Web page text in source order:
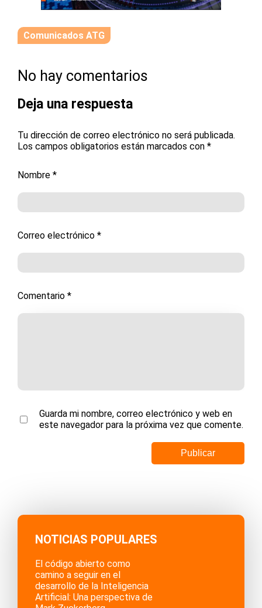
Comunicados ATG
No hay comentarios
Deja una respuesta
Tu dirección de correo electrónico no será publicada.
Los campos obligatorios están marcados con *
Nombre *
Correo electrónico *
Comentario *
Guarda mi nombre, correo electrónico y web en
este navegador para la próxima vez que comente.
NOTICIAS POPULARES
El código abierto como
camino a seguir en el
desarrollo de la Inteligencia
Artificial: Una perspectiva de